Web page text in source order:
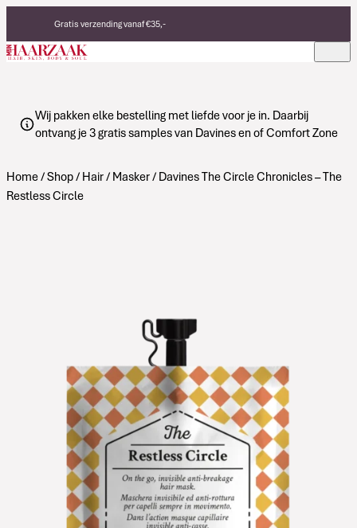
Gratis verzending vanaf €35,-
Eerlijke, duurzame producten
Made in Italy
Wij pakken elke bestelling met liefde voor je in. Daarbij
ontvang je 3 gratis samples van Davines en of Comfort Zone
Home/Shop/ Hair/ Masker/ Davines The Circle Chronicles – The
Restless Circle